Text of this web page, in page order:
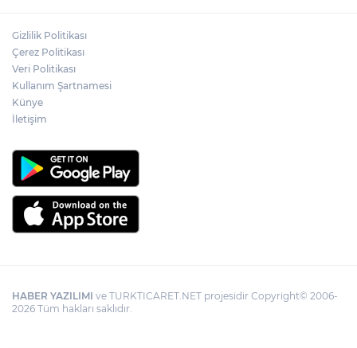
Gizlilik Politikası
Çerez Politikası
Veri Politikası
Kullanım Şartnamesi
Künye
İletişim
HABER YAZILIMI ve TURKTICARET.NET projesidir Copyright© 2006-
2026 Tüm hakları saklıdır.